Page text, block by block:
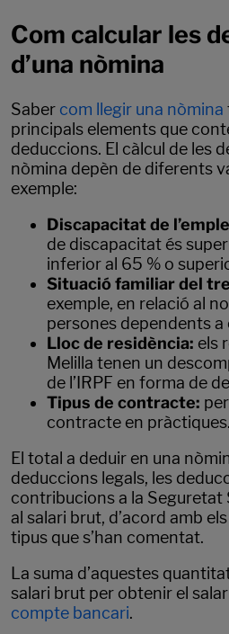
Com calcular les
d’una nòmina
Saber com llegir una nòmina
principals elements que
deduccions. El càlcul de les
nòmina depèn de diferents
exemple:
Discapacitat de
de discapacitat és
inferior al 65 % o
Situació familiar del
exemple, en relació al
persones dependents a
Lloc de residència: els
Melilla tenen un
de l’IRPF en forma de
Tipus de contracte:
contracte en pràctiques.
El total a deduir en una
deduccions legals, les
contribucions a la Seguretat
al salari brut, d’acord amb
tipus que s’han comentat.
La suma d’aquestes
salari brut per obtenir el
compte bancari.